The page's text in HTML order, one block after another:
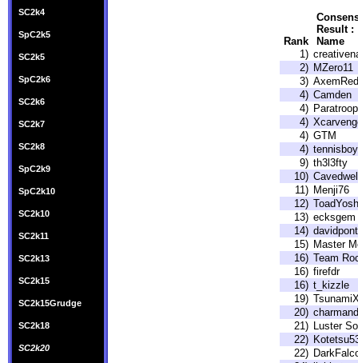
SC2k4
SpC2k5
SC2k5
SpC2k6
SC2k6
SC2k7
SC2k8
SpC2k9
SpC2k10
SC2k10
SC2k11
SC2k13
SC2k15
SC2k15Grudge
SC2k18
SC2k20
Result :
Rank
Name
1)
2) MZero11
3)
4) Camden
4)
4)
4) GTM
4)
9) th3l3fty
10)
11) Menji76
12)
13) ecksgem
14)
15) Master
16) Team
16) firefdr
16) t_kizzle
19)
20)
21) Luster
22)
22)